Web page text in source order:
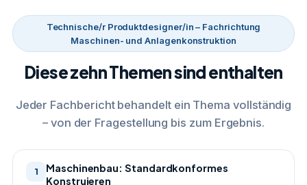
Technische/r Produktdesigner/in – Fachrichtung
Maschinen- und Anlagenkonstruktion
Diese zehn Themen sind enthalten
Jeder Fachbericht behandelt ein Thema vollständig
– von der Fragestellung bis zum Ergebnis.
1
Maschinenbau: Standardkonformes
Konstruieren